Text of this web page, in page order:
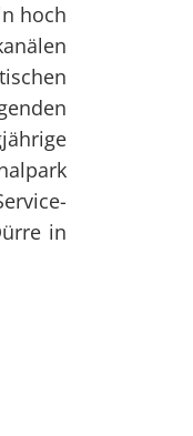
hoch
in